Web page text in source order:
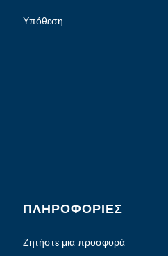
Υπόθεση
ΠΛΗΡΟΦΟΡΊΕΣ
Ζητήστε μια προσφορά